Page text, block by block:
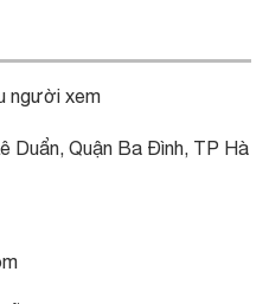
người xem
Duẩn, Quận Ba Đình, TP Hà